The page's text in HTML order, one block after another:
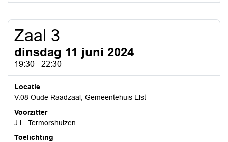
Zaal 3
dinsdag 11 juni 2024
19:30 - 22:30
Locatie
V.08 Oude Raadzaal, Gemeentehuis Elst
Voorzitter
J.L. Termorshuizen
Toelichting